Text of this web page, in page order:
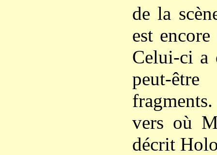
de la
est encore
Celui-ci
peut-
vers où
décrit